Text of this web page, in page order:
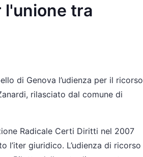
l'unione tra
di Genova l’udienza per il ricorso
rilasciato dal comune di
Radicale Certi Diritti nel 2007
giuridico. L’udienza di ricorso